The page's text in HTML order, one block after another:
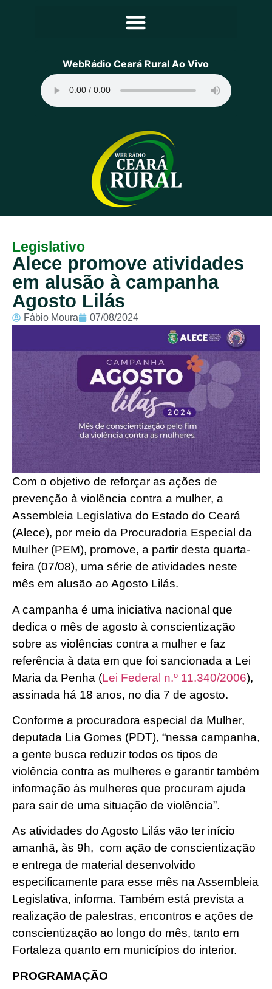
Principal
Programação
Equipe
Contato
Sobre
WebRádio Ceará Rural Ao Vivo
Legislativo
Alece promove atividades
em alusão à campanha
Agosto Lilás
Fábio Moura 07/08/2024
Com o objetivo de reforçar as ações de
prevenção à violência contra a mulher, a
Assembleia Legislativa do Estado do Ceará
(Alece), por meio da Procuradoria Especial da
Mulher (PEM), promove, a partir desta quarta-
feira (07/08), uma série de atividades neste
mês em alusão ao Agosto Lilás.
A campanha é uma iniciativa nacional que
dedica o mês de agosto à conscientização
sobre as violências contra a mulher e faz
referência à data em que foi sancionada a Lei
Maria da Penha (Lei Federal n.º 11.340/2006),
assinada há 18 anos, no dia 7 de agosto.
Conforme a procuradora especial da Mulher,
deputada Lia Gomes (PDT), “nessa campanha,
a gente busca reduzir todos os tipos de
violência contra as mulheres e garantir também
informação às mulheres que procuram ajuda
para sair de uma situação de violência”.
As atividades do Agosto Lilás vão ter início
amanhã, às 9h, com ação de conscientização
e entrega de material desenvolvido
especificamente para esse mês na Assembleia
Legislativa, informa. Também está prevista a
realização de palestras, encontros e ações de
conscientização ao longo do mês, tanto em
Fortaleza quanto em municípios do interior.
PROGRAMAÇÃO